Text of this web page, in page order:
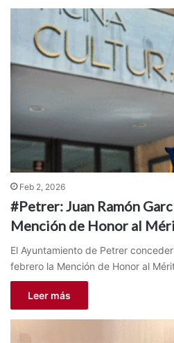
Feb 2, 2026
#Petrer: Juan Ramón
Mención de Honor al
El Ayuntamiento de Petrer
febrero la Mención de Honor al
Leer más